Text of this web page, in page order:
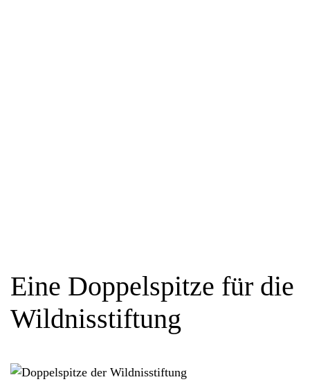
Eine Doppelspitze für die
Wildnisstiftung